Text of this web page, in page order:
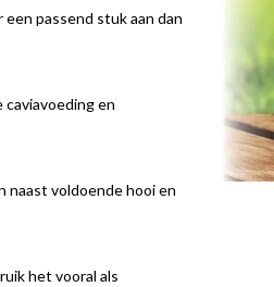
passend stuk aan dan
caviavoeding en
naast voldoende hooi en
het vooral als